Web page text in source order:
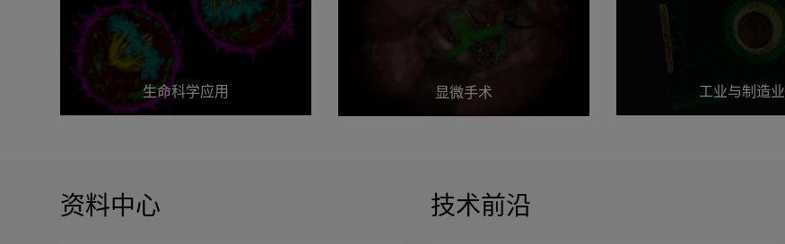
生命科学应用 显微手术 工业与制造业
资料中心 技术前沿